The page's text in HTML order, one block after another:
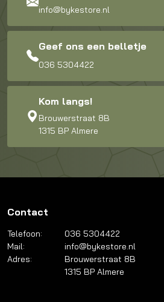
info@bykestore.nl
Geef ons een belletje
036 5304422
Kom langs!
Brouwerstraat 8B
1315 BP Almere
Contact
Telefoon:
036 5304422
Mail:
info@bykestore.nl
Adres:
Brouwerstraat 8B
1315 BP Almere